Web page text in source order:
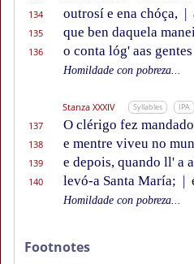
134 outrosí e ena chóça, |
135 que ben daquela
136 o conta lóg' aas gentes
Homildade con pobreza...
Stanza XXXIV Syllables IPA
137 O clérigo fez mandado
138 e mentre viveu no
139 e depois, quando ll' a
140 levó-a Santa María; |
Homildade con pobreza...
Footnotes